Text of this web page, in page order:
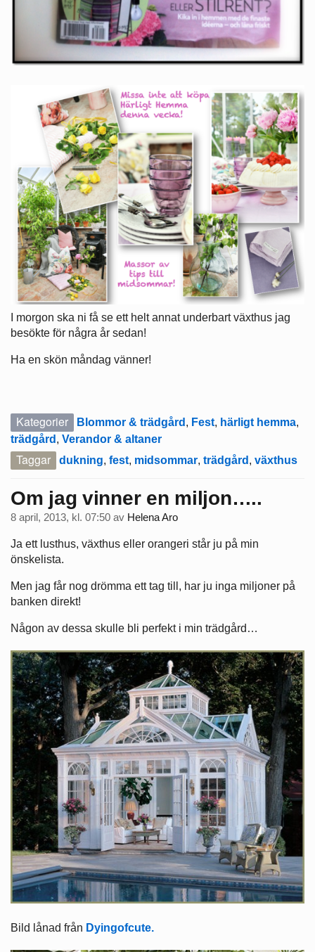
I morgon ska ni få se ett helt annat underbart växthus jag
besökte för några år sedan!
Ha en skön måndag vänner!
Kategorier Blommor & trädgård , Fest, härligt hemma,
trädgård , Verandor & altaner
Taggar dukning, fest, midsommar, trädgård , växthus
Om jag vinner en miljon…..
8 april, 2013, kl. 07:50 av Helena Aro
Ja ett lusthus, växthus eller orangeri står ju på min
önskelista.
Men jag får nog drömma ett tag till, har ju inga miljoner på
banken direkt!
Någon av dessa skulle bli perfekt i min trädgård…
Bild lånad från Dyingofcute.